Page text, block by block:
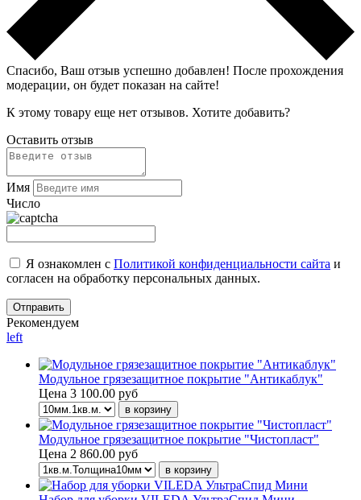
Спасибо, Ваш отзыв успешно добавлен! После прохождения
модерации, он будет показан на сайте!
К этому товару еще нет отзывов. Хотите добавить?
Оставить отзыв
Имя
Число
Я ознакомлен с Политикой конфиденциальности сайта и
согласен на обработку персональных данных.
Рекомендуем
left
Модульное грязезащитное покрытие "Антикаблук"
Цена 3 100.00 руб
Модульное грязезащитное покрытие "Чистопласт"
Цена 2 860.00 руб